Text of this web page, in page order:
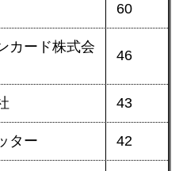
60
カード株式会
46
43
ター 42